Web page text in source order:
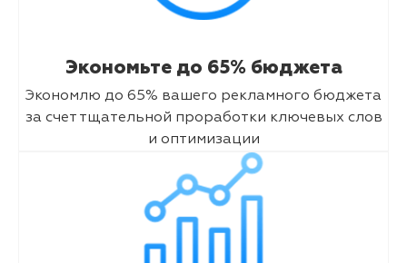
Экономьте до 65% бюджета
Экономлю до 65% вашего рекламного бюджета
за счет тщательной проработки ключевых слов
и оптимизации